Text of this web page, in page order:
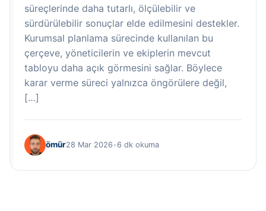
süreçlerinde daha tutarlı, ölçülebilir ve
sürdürülebilir sonuçlar elde edilmesini destekler.
Kurumsal planlama sürecinde kullanılan bu
çerçeve, yöneticilerin ve ekiplerin mevcut
tabloyu daha açık görmesini sağlar. Böylece
karar verme süreci yalnızca öngörülere değil,
[…]
ömür28 Mar 2026 •6 dk okuma